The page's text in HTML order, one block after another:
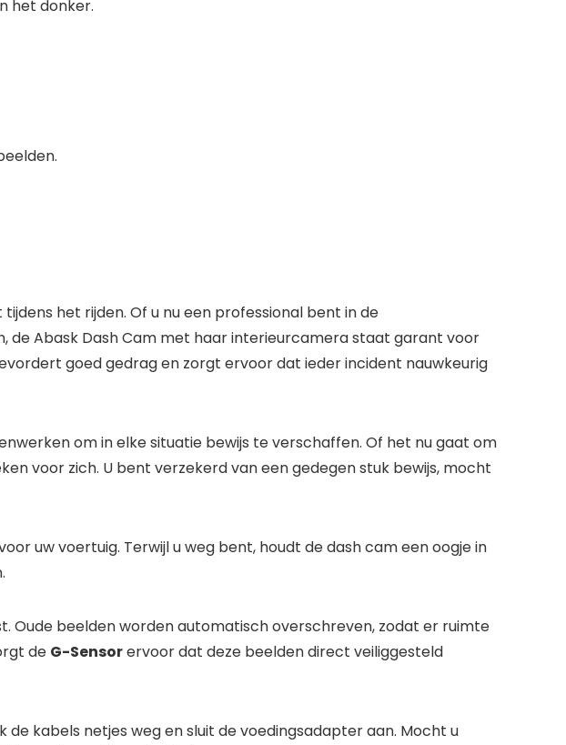
het donker.
het rijden. Of u nu een professional bent in de
Abask Dash Cam met haar interieurcamera staat garant voor
goed gedrag en zorgt ervoor dat ieder incident nauwkeurig
om in elke situatie bewijs te verschaffen. Of het nu gaat om
voor zich. U bent verzekerd van een gedegen stuk bewijs, mocht
uw voertuig. Terwijl u weg bent, houdt de dash cam een oogje in
Oude beelden worden automatisch overschreven, zodat er ruimte
de G-Sensorervoor dat deze beelden direct veiliggesteld
kabels netjes weg en sluit de voedingsadapter aan. Mocht u